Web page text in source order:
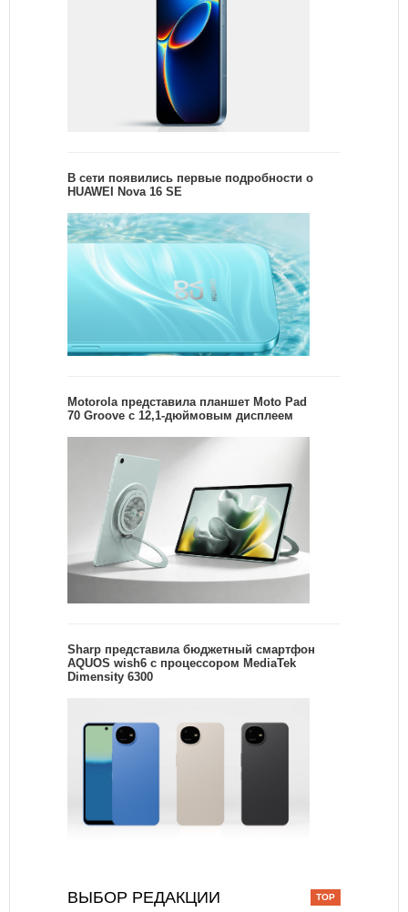
В сети появились первые подробности о
HUAWEI Nova 16 SE
Motorola представила планшет Moto Pad
70 Groove с 12,1-дюймовым дисплеем
Sharp представила бюджетный смартфон
AQUOS wish6 с процессором MediaTek
Dimensity 6300
ВЫБОР РЕДАКЦИИ